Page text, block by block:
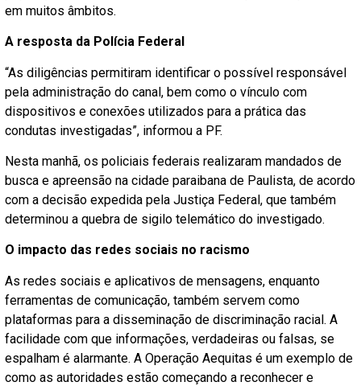
em muitos âmbitos.
A resposta da Polícia Federal
“As diligências permitiram identificar o possível responsável
pela administração do canal, bem como o vínculo com
dispositivos e conexões utilizados para a prática das
condutas investigadas”, informou a PF.
Nesta manhã, os policiais federais realizaram mandados de
busca e apreensão na cidade paraibana de Paulista, de acordo
com a decisão expedida pela Justiça Federal, que também
determinou a quebra de sigilo telemático do investigado.
O impacto das redes sociais no racismo
As redes sociais e aplicativos de mensagens, enquanto
ferramentas de comunicação, também servem como
plataformas para a disseminação de discriminação racial. A
facilidade com que informações, verdadeiras ou falsas, se
espalham é alarmante. A Operação Aequitas é um exemplo de
como as autoridades estão começando a reconhecer e